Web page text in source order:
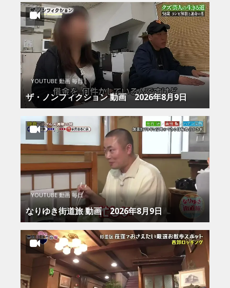
YOUTUBE 動画 毎日
ザ・ノンフィクション 動画 2026年8月9日
YOUTUBE 動画 毎日
なりゆき街道旅 動画 2026年8月9日